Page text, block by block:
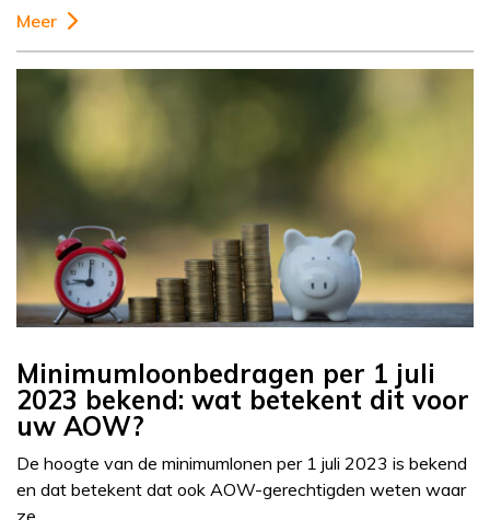
Meer
Minimumloonbedragen per 1 juli
2023 bekend: wat betekent dit voor
uw AOW?
De hoogte van de minimumlonen per 1 juli 2023 is bekend
en dat betekent dat ook AOW-gerechtigden weten waar